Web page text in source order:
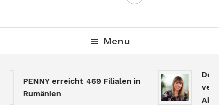
Menu
PENNY erreicht 469 Filialen in
Rumänien
Der